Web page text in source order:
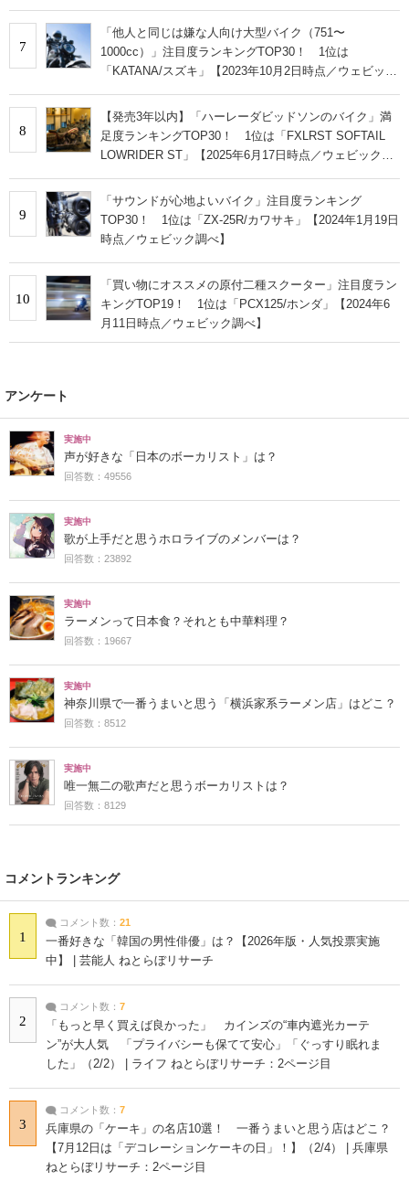
7
「他人と同じは嫌な人向け大型バイク（751〜
1000cc）」注目度ランキングTOP30！ 1位は
「KATANA/スズキ」【2023年10月2日時点／ウェビック
8
【発売3年以内】「ハーレーダビッドソンのバイク」満
足度ランキングTOP30！ 1位は「FXLRST SOFTAIL
LOWRIDER ST」【2025年6月17日時点／ウェビック調
9
「サウンドが心地よいバイク」注目度ランキング
TOP30！ 1位は「ZX-25R/カワサキ」【2024年1月19日
時点／ウェビック調べ】
10
「買い物にオススメの原付二種スクーター」注目度ラン
キングTOP19！ 1位は「PCX125/ホンダ」【2024年6
月11日時点／ウェビック調べ】
アンケート
実施中
声が好きな「日本のボーカリスト」は？
回答数：49556
実施中
歌が上手だと思うホロライブのメンバーは？
回答数：23892
実施中
ラーメンって日本食？それとも中華料理？
回答数：19667
実施中
神奈川県で一番うまいと思う「横浜家系ラーメン店」はどこ？
回答数：8512
実施中
唯一無二の歌声だと思うボーカリストは？
回答数：8129
コメントランキング
1
コメント数： 21
一番好きな「韓国の男性俳優」は？【2026年版・人気投票実施
中】 | 芸能人 ねとらぼリサーチ
2
コメント数： 7
「もっと早く買えば良かった」 カインズの“車内遮光カーテ
ン”が大人気 「プライバシーも保てて安心」「ぐっすり眠れま
した」（2/2） | ライフ ねとらぼリサーチ：2ページ目
3
コメント数： 7
兵庫県の「ケーキ」の名店10選！ 一番うまいと思う店はどこ？
【7月12日は「デコレーションケーキの日」！】（2/4） | 兵庫県
ねとらぼリサーチ：2ページ目